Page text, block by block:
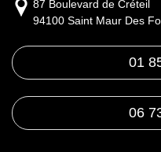
87 Boulevard de Créteil
94100 Saint Maur Des
01
06